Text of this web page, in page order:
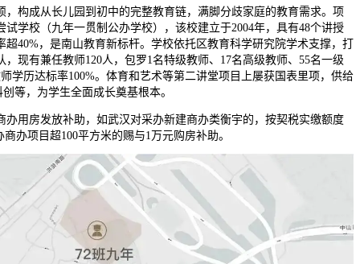
成从长儿园到初中的完整教育链，满脚分歧家庭的教育需求。项
试学校（九年一贯制公办学校），该校建立于2004年，具有48个讲授
超40%，是南山教育新标杆。学校依托区教育科学研究院学术支撑，打
现有兼任教师120人，包罗1名特级教师、17名高级教师、55名一级
学历达标率100%。体育和艺术等第二讲堂项目上屡获国表里项，供给
等，为学生全面成长奠基根本。
房发放补助，如武汉对采办新建商办类衡宇的，按契税实缴额度
办项目超100平方米的赐与1万元购房补助。